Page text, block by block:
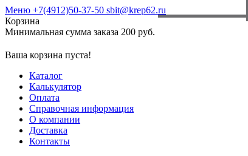
Меню +7(4912)50-37-50 sbit@krep62.ru
Корзина
Минимальная сумма заказа 200 руб.
Ваша корзина пуста!
Каталог
Калькулятор
Оплата
Справочная информация
О компании
Доставка
Контакты